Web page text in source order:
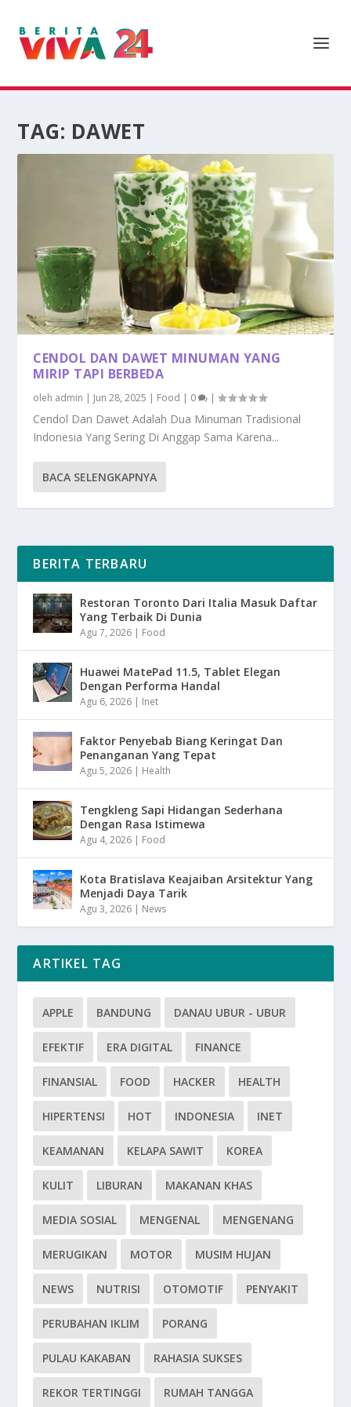
TAG: DAWET
CENDOL DAN DAWET MINUMAN YANG
MIRIP TAPI BERBEDA
oleh admin | Jun 28, 2025 | Food | 0 |
Cendol Dan Dawet Adalah Dua Minuman Tradisional
Indonesia Yang Sering Di Anggap Sama Karena...
BACA SELENGKAPNYA
BERITA TERBARU
Restoran Toronto Dari Italia Masuk Daftar
Yang Terbaik Di Dunia
Agu 7, 2026 | Food
Huawei MatePad 11.5, Tablet Elegan
Dengan Performa Handal
Agu 6, 2026 | Inet
Faktor Penyebab Biang Keringat Dan
Penanganan Yang Tepat
Agu 5, 2026 | Health
Tengkleng Sapi Hidangan Sederhana
Dengan Rasa Istimewa
Agu 4, 2026 | Food
Kota Bratislava Keajaiban Arsitektur Yang
Menjadi Daya Tarik
Agu 3, 2026 | News
ARTIKEL TAG
APPLE BANDUNG DANAU UBUR - UBUR
EFEKTIF ERA DIGITAL FINANCE
FINANSIAL FOOD HACKER HEALTH
HIPERTENSI HOT INDONESIA INET
KEAMANAN KELAPA SAWIT KOREA
KULIT LIBURAN MAKANAN KHAS
MEDIA SOSIAL MENGENAL MENGENANG
MERUGIKAN MOTOR MUSIM HUJAN
NEWS NUTRISI OTOMOTIF PENYAKIT
PERUBAHAN IKLIM PORANG
PULAU KAKABAN RAHASIA SUKSES
REKOR TERTINGGI RUMAH TANGGA